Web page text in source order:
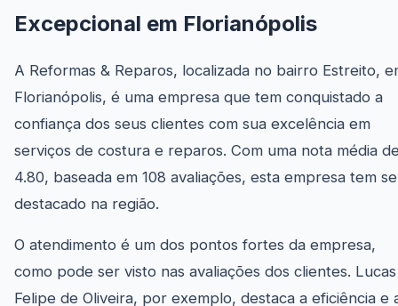
Excepcional em Florianópolis
A Reformas & Reparos, localizada no bairro Estreito,
Florianópolis, é uma empresa que tem conquistado a
confiança dos seus clientes com sua excelência em
serviços de costura e reparos. Com uma nota média
4.80, baseada em 108 avaliações, esta empresa tem se
destacado na região.
O atendimento é um dos pontos fortes da empresa,
como pode ser visto nas avaliações dos clientes. Lucas
Felipe de Oliveira, por exemplo, destaca a eficiência e